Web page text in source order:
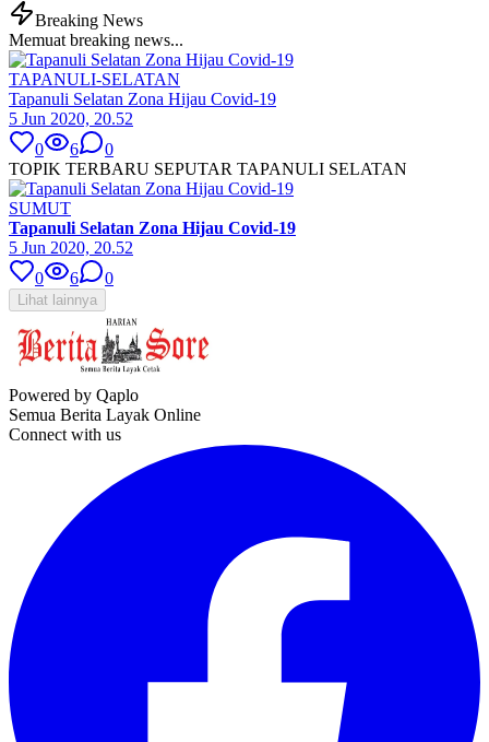
Breaking News
Memuat breaking news...
TAPANULI-SELATAN
Tapanuli Selatan Zona Hijau Covid-19
5 Jun 2020, 20.52
0
6
0
TOPIK TERBARU SEPUTAR TAPANULI SELATAN
SUMUT
Tapanuli Selatan Zona Hijau Covid-19
5 Jun 2020, 20.52
0
6 0
Lihat lainnya
Powered by Qaplo
Semua Berita Layak Online
Connect with us